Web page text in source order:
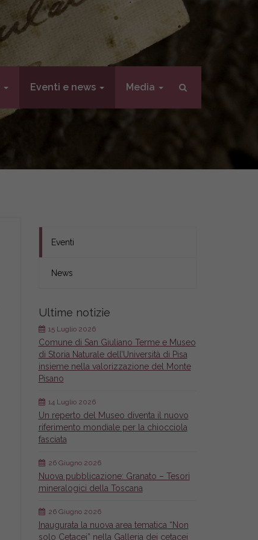
Eventi e news Media
Eventi
News
Ultime notizie
Comune di San Giuliano Terme e Museo
di Storia Naturale dell’Università di Pisa
insieme nella valorizzazione del Monte
Pisano
15 Luglio 2026
Un reperto del Museo diventa il nuovo
riferimento mondiale per la chiocciola
fasciata
14 Luglio 2026
Nuova pubblicazione: Granato – Tesori
mineralogici della Toscana
26 Giugno 2026
Inaugurata la nuova area tematica “Non
solo Cetacei” nella Galleria dei cetacei
26 Giugno 2026